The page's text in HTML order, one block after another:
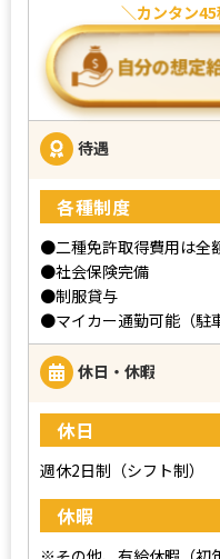
カンタン
待遇
各種制度
●二種免許取得費用は全
●社会保険完備
●制服貸与
●マイカー通勤可能（駐
休日・休暇
休日
週休2日制（シフト制）
休暇